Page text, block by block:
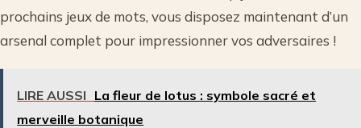
prochains jeux de mots, vous disposez maintenant d’un
arsenal complet pour impressionner vos adversaires !
LIRE AUSSI La fleur de lotus : symbole sacré et
merveille botanique